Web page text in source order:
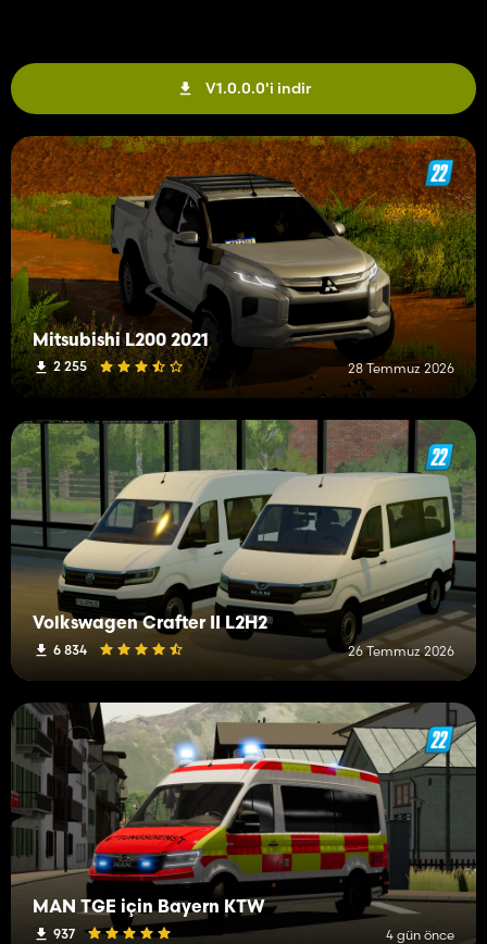
V1.0.0.0'i indir
Mitsubishi L200 2021
2 255 28 Temmuz 2026
Volkswagen Crafter II L2H2
6 834 26 Temmuz 2026
MAN TGE için Bayern KTW
937 4 gün önce